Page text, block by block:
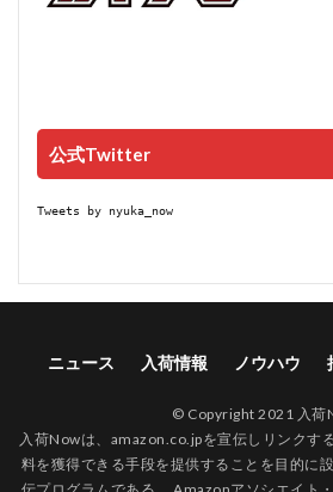
公式Twitter
Tweets by nyuka_now
ニュース 入荷情報 ノウハウ
© Copyright 2021 入荷
入荷Nowは、amazon.co.jpを宣伝しリンクす
料を獲得できる手段を提供することを目的に
伝プログラムである、 Amazonアソシエイト